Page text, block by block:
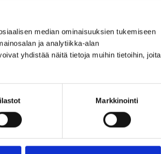
median ominaisuuksien tukemiseen
ja analytiikka-alan
yhdistää näitä tietoja muihin tietoihin, joita
Markkinointi